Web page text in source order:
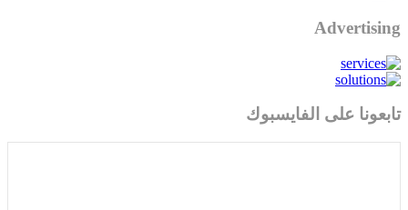
Advertising
تابعونا على الفايسبوك